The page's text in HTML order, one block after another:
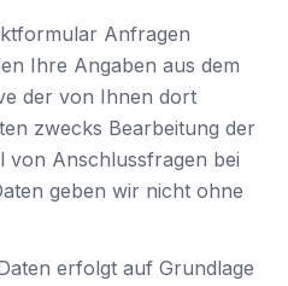
Anfragen
Ihre Angaben aus dem
der von Ihnen dort
zwecks Bearbeitung der
von Anschlussfragen bei
geben wir nicht ohne
erfolgt auf Grundlage